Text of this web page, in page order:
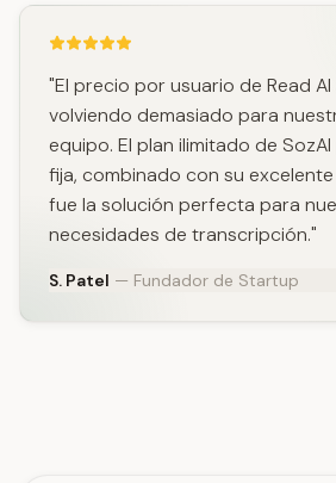
"El precio por usuario de Read
volviendo demasiado para
equipo. El plan ilimitado de
fija, combinado con su
fue la solución perfecta para
necesidades de transcripción."
S. Patel — Fundador de Startup